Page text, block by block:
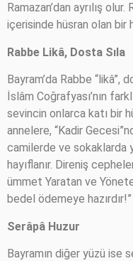
Ramazan’dan ayrılış
içerisinde hüsran olan bir
Rabbe Likâ, Dosta Sıla
Bayram’da Rabbe “likâ”,
İslâm Coğrafyası’nın
sevincin onlarca katı bir
annelere, “Kadir
camilerde ve sokaklarda
hayıflanır. Direniş
ümmet Yaratan ve
bedel ödemeye
Serâpâ Huzur
Bayramın diğer yüzü ise